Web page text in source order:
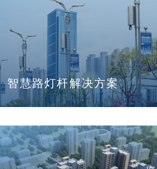
智慧路灯杆解决方案